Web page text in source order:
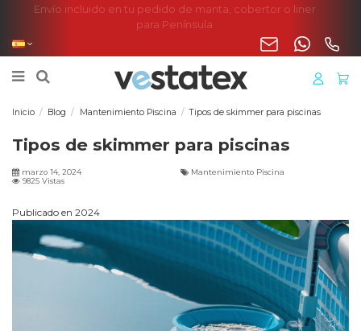
Envío incluido en tu pedido de manta, cobertor o liner
para Península
Inicio Blog Mantenimiento Piscina Tipos de skimmer para piscinas
Tipos de skimmer para piscinas
marzo 14, 2024
Mantenimiento Piscina
9825 Vistas
Publicado en 2024